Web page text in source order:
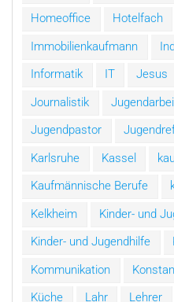
Homeoffice
Hotelfach
Immobilienkaufmann
Informatik
IT Jesus
Journalistik
Jugendpastor
Karlsruhe
Kassel
Kaufmännische Berufe
Kelkheim
Kinder- und
Kinder- und Jugendhilfe
Kommunikation
Küche
Lahr Lehrer